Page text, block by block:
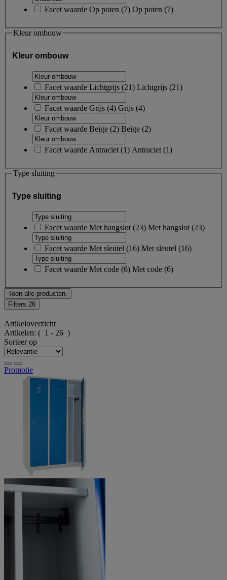
Facet waarde Op poten (7) Op poten (7)
Kleur ombouw
Kleur ombouw
Facet waarde Lichtgrijs (21) Lichtgrijs (21)
Facet waarde Grijs (4) Grijs (4)
Facet waarde Beige (2) Beige (2)
Facet waarde Antraciet (1) Antraciet (1)
Type sluiting
Type sluiting
Facet waarde Met hangslot (23) Met hangslot (23)
Facet waarde Met sleutel (16) Met sleutel (16)
Facet waarde Met code (6) Met code (6)
Toon alle producten.
Filters 26
Artikeloverzicht
Artikelen: ( 1 - 26 )
Sorteer op
Promotie